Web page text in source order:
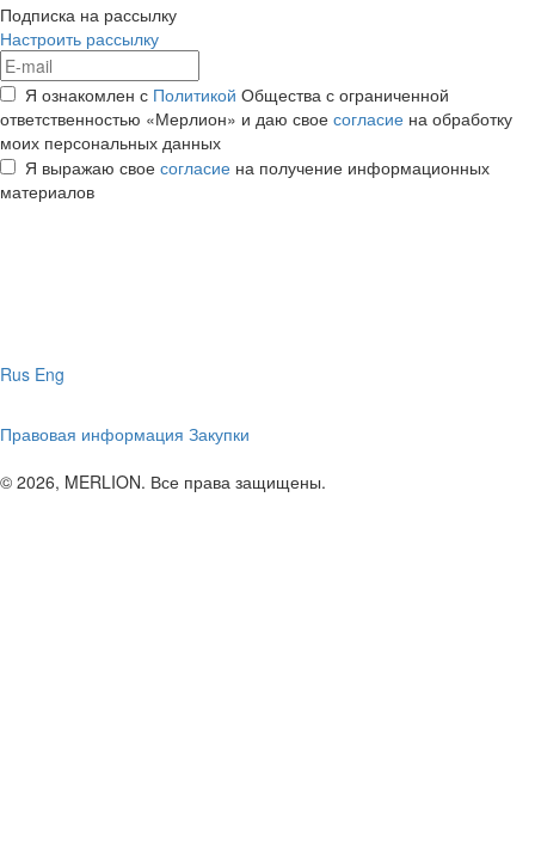
Подписка на рассылку
Настроить рассылку
Я ознакомлен с Политикой Общества с ограниченной
ответственностью «Мерлион» и даю свое согласие на обработку
моих персональных данных
Я выражаю свое согласие на получение информационных
материалов
Rus Eng
Правовая информация Закупки
© 2026, MERLION. Все права защищены.